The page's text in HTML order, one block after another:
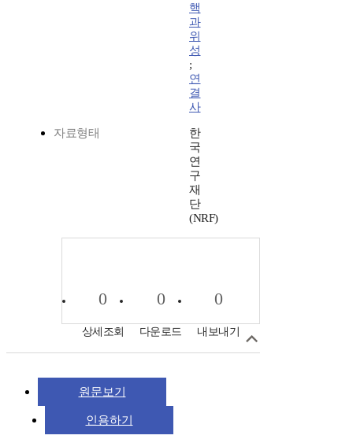
핵
과
위
성
;
연
결
사
자료형태
한
국
연
구
재
단
(NRF)
0
상세조회
0
다운로드
0
내보내기
원문보기
인용하기